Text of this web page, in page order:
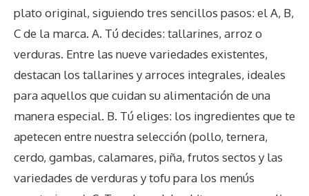
plato original, siguiendo tres sencillos pasos: el A, B,
C de la marca. A. Tú decides: tallarines, arroz o
verduras. Entre las nueve variedades existentes,
destacan los tallarines y arroces integrales, ideales
para aquellos que cuidan su alimentación de una
manera especial. B. Tú eliges: los ingredientes que te
apetecen entre nuestra selección (pollo, ternera,
cerdo, gambas, calamares, piña, frutos sectos y las
variedades de verduras y tofu para los menús